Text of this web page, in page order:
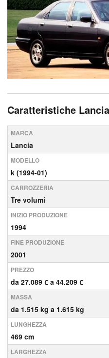
Caratteristiche
MARCA
Lancia
MODELLO
k (1994-01)
CARROZZERIA
Tre volumi
INIZIO PRODUZIONE
1994
FINE PRODUZIONE
2001
PREZZO
da 27.089 € a 44.209 €
MASSA
da 1.515 kg a 1.615 kg
LUNGHEZZA
469 cm
LARGHEZZA